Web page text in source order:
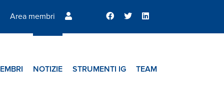
Area membri
NOTIZIE STRUMENTI IG TEAM